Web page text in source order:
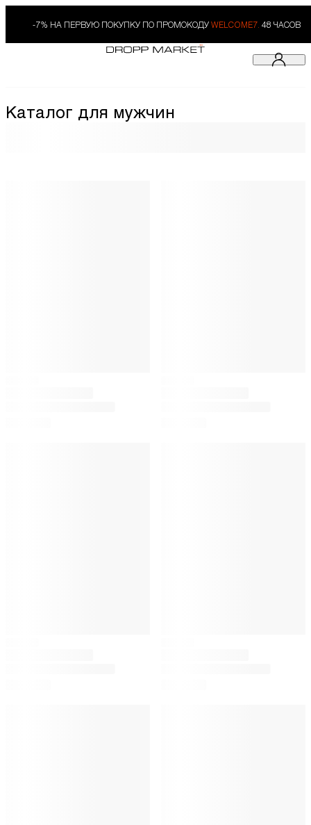
-7% НА ПЕРВУЮ ПОКУПКУ ПО ПРОМОКОДУ WELCOME7. 48 ЧАСОВ
Каталог для мужчин